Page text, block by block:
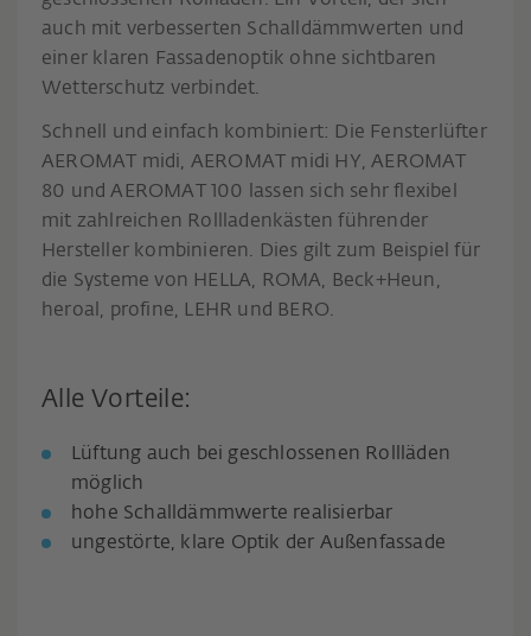
auch mit verbesserten Schalldämmwerten und
einer klaren Fassadenoptik ohne sichtbaren
Wetterschutz verbindet.
Schnell und einfach kombiniert: Die Fensterlüfter
AEROMAT midi, AEROMAT midi HY, AEROMAT
80 und AEROMAT 100 lassen sich sehr flexibel
mit zahlreichen Rollladenkästen führender
Hersteller kombinieren. Dies gilt zum Beispiel für
die Systeme von HELLA, ROMA, Beck+Heun,
heroal, profine, LEHR und BERO.
Alle Vorteile:
Lüftung auch bei geschlossenen Rollläden
möglich
hohe Schalldämmwerte realisierbar
ungestörte, klare Optik der Außenfassade